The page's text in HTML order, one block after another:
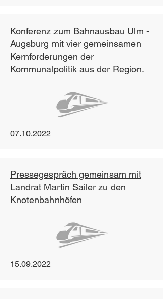
Konferenz zum Bahnausbau Ulm -
Augsburg mit vier gemeinsamen
Kernforderungen der
Kommunalpolitik aus der Region.
07.10.2022
Pressegespräch gemeinsam mit
Landrat Martin Sailer zu den
Knotenbahnhöfen
15.09.2022